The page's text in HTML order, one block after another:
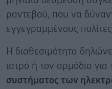
ραντεβού, που να
εγγεγραμμένους
Η διαθεσιμότητα
ιατρό ή τον αρμόδιο
συστήματος των